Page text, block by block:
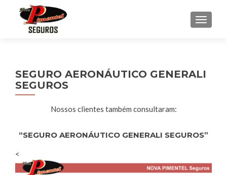
SEGURO AERONÁUTICO GENERALI
SEGUROS
Nossos clientes também consultaram:
“SEGURO AERONÁUTICO GENERALI SEGUROS”
<